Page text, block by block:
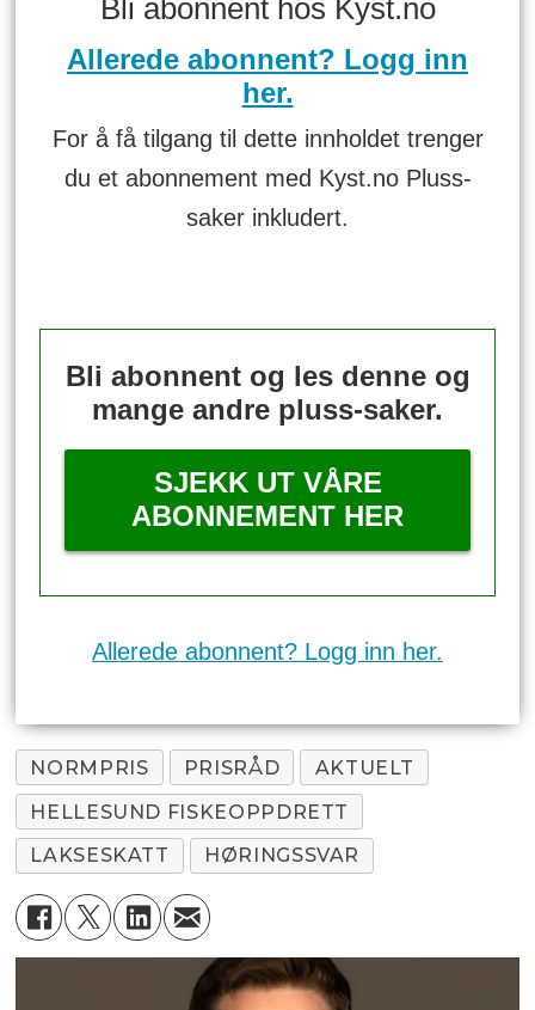
Bli abonnent hos Kyst.no
Allerede abonnent? Logg inn
her.
For å få tilgang til dette innholdet trenger
du et abonnement med Kyst.no Pluss-
saker inkludert.
Bli abonnent og les denne og
mange andre pluss-saker.
SJEKK UT VÅRE
ABONNEMENT HER
Allerede abonnent? Logg inn her.
NORMPRIS PRISRÅD
AKTUELT
HELLESUND FISKEOPPDRETT
LAKSESKATT
HØRINGSSVAR